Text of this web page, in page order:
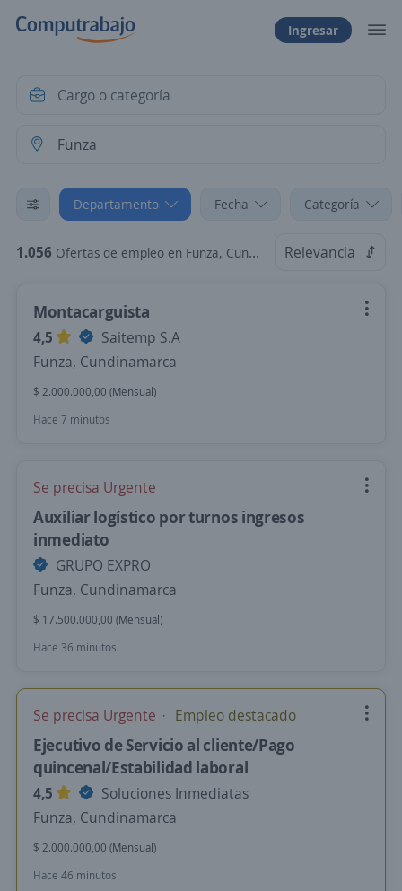
Ingresar
Departamento Fecha Categoría
1.056 Ofertas de empleo en Funza, Cundinamarca Relevancia
Montacarguista
4,5
Saitemp S.A
Funza, Cundinamarca
$ 2.000.000,00 (Mensual)
Hace 7 minutos
Se precisa Urgente
Auxiliar logístico por turnos ingresos
inmediato
GRUPO EXPRO
Funza, Cundinamarca
$ 17.500.000,00 (Mensual)
Hace 36 minutos
Se precisa Urgente Empleo destacado
Ejecutivo de Servicio al cliente/Pago
quincenal/Estabilidad laboral
4,5
Soluciones Inmediatas
Funza, Cundinamarca
$ 2.000.000,00 (Mensual)
Hace 46 minutos